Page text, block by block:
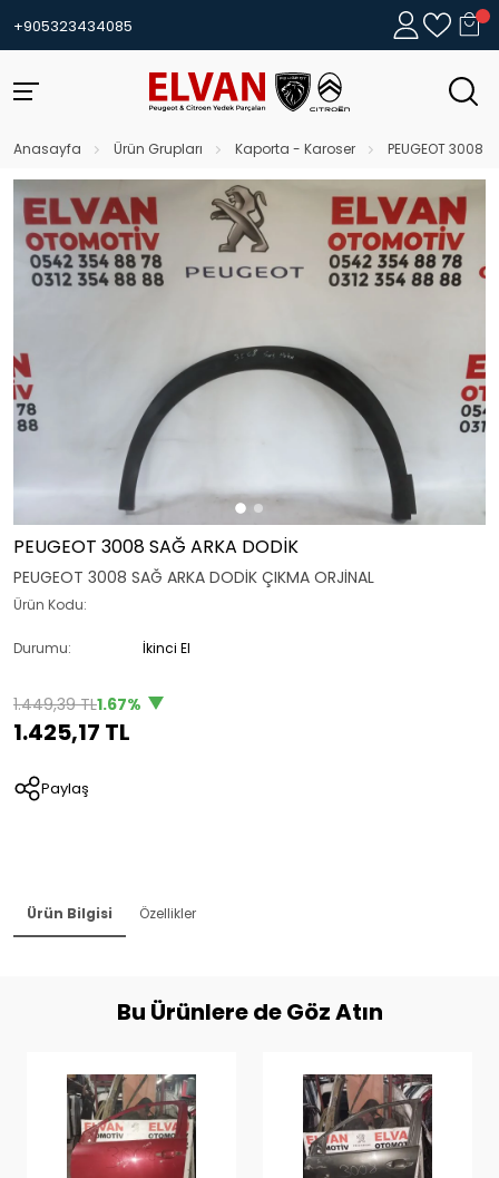
+905323434085
Anasayfa Ürün Grupları Kaporta - Karoser PEUGEOT 3008
PEUGEOT 3008 SAĞ ARKA DODİK
PEUGEOT 3008 SAĞ ARKA DODİK ÇIKMA ORJİNAL
Ürün Kodu:
Durumu: İkinci El
1.449,39 TL1.67%
1.425,17 TL
Paylaş
Ürün Bilgisi Özellikler
Bu Ürünlere de Göz Atın